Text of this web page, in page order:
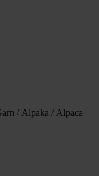
/ Alpaka / Alpaca